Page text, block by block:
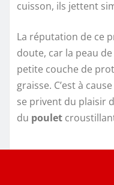
cuisson, ils jettent
La réputation de ce
doute, car la peau
petite couche de
graisse. C’est à
se privent du plaisir
du poulet